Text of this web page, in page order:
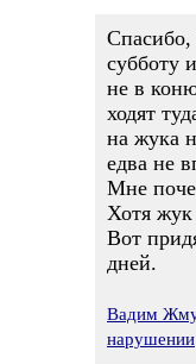
субботу
не в
ходят
на жука
едва не
Мне
Хотя
Вот
дней.
Вадим
нарушении